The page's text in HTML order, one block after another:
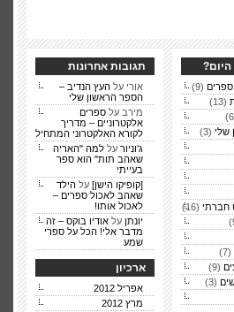
(9)
(13)
שלי (3)
חברתי (16)
(7)
(9)
(3)
תגובות אחרונות
אורי על העץ הנדיב –
הספר הראשון שלי
מירב על ספרים
אלקטרוניים – מדריך
לקורא האלקטרוני המתחיל
ג'וניור על למה "האריה
שאהב תות" הוא ספר
בעייתי
[קופיקו הישן] על הילד
שאהב לאכול ספרים –
לאכול אותו!
יונתן על אודיו בוקס – זה
מדבר אלי! הכל על ספרי
שמע
ארכיון
אפריל 2012
מרץ 2012